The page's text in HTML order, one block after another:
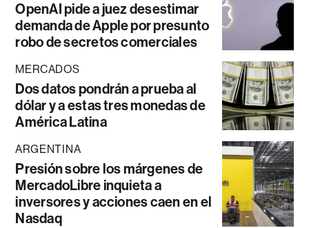
OpenAI pide a juez desestimar
demanda de Apple por presunto
robo de secretos comerciales
MERCADOS
Dos datos pondrán a prueba al
dólar y a estas tres monedas de
América Latina
ARGENTINA
Presión sobre los márgenes de
MercadoLibre inquieta a
inversores y acciones caen en el
Nasdaq